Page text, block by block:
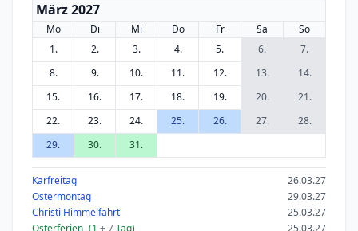
März 2027
Mo Di Mi Do Fr Sa
So
1.
2. 3. 4. 5. 6.
7.
8.
9. 10. 11. 12. 13.
14.
15.
16. 17. 18. 19. 20.
21.
22.
23. 24. 25. 26. 27.
28.
29.
30. 31.
Karfreitag
26.03.27
Ostermontag
29.03.27
Christi Himmelfahrt
25.03.27
Osterferien (1 + 7Tag)
25.03.27